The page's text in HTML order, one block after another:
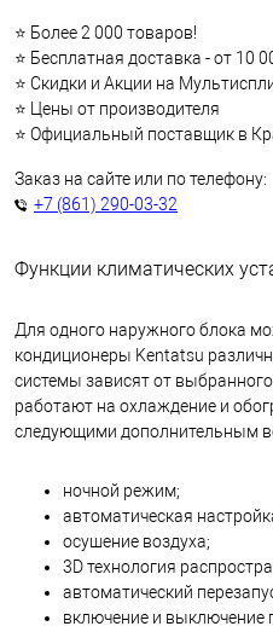
⭐ Более 2 000 товаров!
⭐ Бесплатная доставка - от 10
⭐ Скидки и Акции на
⭐ Цены от производителя
⭐ Официальный поставщик в
Заказ на сайте или по телефону:
+7 (861) 290-03-32
Функции климатических
Для одного наружного блока
кондиционеры Kentatsu
системы зависят от
работают на охлаждение и
следующими дополнительным
ночной режим;
автоматическая
осушение воздуха;
3D технология
автоматический
включение и выключение